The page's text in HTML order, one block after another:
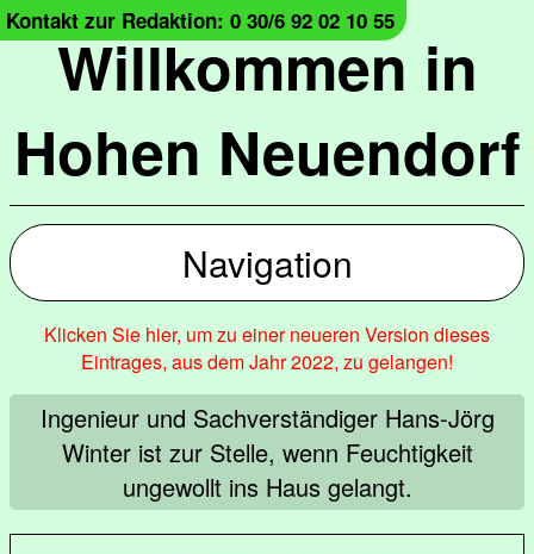
Willkommen in
Hohen Neuendorf
Kontakt zur Redaktion: 0 30/6 92 02 10 55
Navigation
Klicken Sie hier, um zu einer neueren Version dieses
Eintrages, aus dem Jahr 2022, zu gelangen!
Ingenieur und Sachverständiger Hans-Jörg
Winter ist zur Stelle, wenn Feuchtigkeit
ungewollt ins Haus gelangt.